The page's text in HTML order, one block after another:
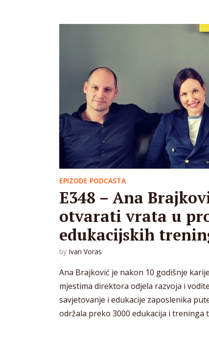
EPIZODE PODCASTA
E348 – Ana
otvarati vrata u
edukacijskih
by Ivan Voras
Ana Brajković je nakon 10 godišnje
mjestima direktora odjela razvoja i
savjetovanje i edukacije zaposlenika
održala preko 3000 edukacija i treninga